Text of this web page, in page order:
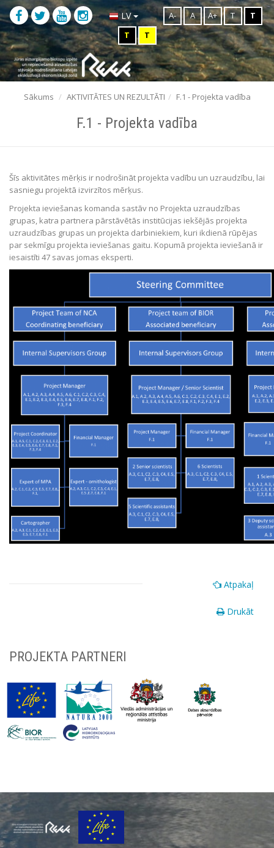
LV A- A A+ T
T
T
T
Sākums AKTIVITĀTES UN REZULTĀTI F.1 - Projekta vadība
F.1 - Projekta vadība
Šīs aktivitātes mērķis ir nodrošināt projekta vadību un uzraudzību, lai
sasniegu projektā izvirzītos mērķus.
Projekta ieviešanas komanda sastāv no Projekta uzraudzības
grupas, katra partnera pārstāvētās institūcijas iekšējās projekta
uzraudzības grupas un projekta darbiniekiem, kuri ikdienā rūpējas
par sekmīgu projekta ieviešanas gaitu. Kopumā projekta ieviešanā ir
iesaistīti 47 savas jomas eksperti.
Atpakaļ
Drukāt
PROJEKTA PARTNERI
Par
mums